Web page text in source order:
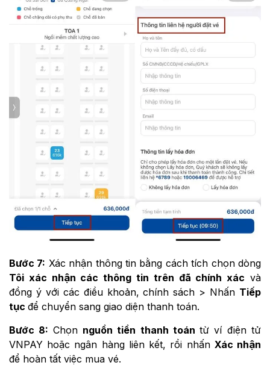
Bước 7: Xác nhận thông tin bằng cách tích chọn dòng
Tôi xác nhận các thông tin trên đã chính xác và
đồng ý với các điều khoản, chính sách > Nhấn Tiếp
tục để chuyển sang giao diện thanh toán.
Bước 8: Chọn nguồn tiền thanh toántừ ví điện tử
VNPAY hoặc ngân hàng liên kết, rồi nhấn Xác nhận
để hoàn tất việc mua vé.